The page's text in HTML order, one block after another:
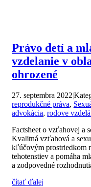
Právo detí a
vzdelanie v
ohrozené
27. septembra 2022|
reprodukčné práva,
advokácia,rodove
Factsheet o vzťahovej a
Kvalitná vzťahová a
kľúčovým prostriedkom
tehotenstiev a pomáha
a zodpovedné
čítať ďalej